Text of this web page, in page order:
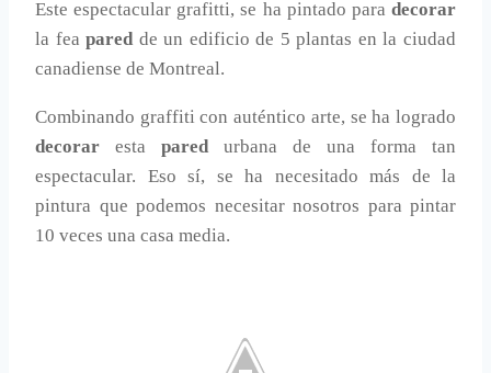
Este espectacular grafitti, se ha pintado para decorar
la feapared de un edificio de 5 plantas en la ciudad
canadiense de Montreal.
Combinando graffiti con auténtico arte, se ha logrado
decorar esta pared urbana de una forma tan
espectacular. Eso sí, se ha necesitado más de la
pintura que podemos necesitar nosotros para pintar
10 veces una casa media.